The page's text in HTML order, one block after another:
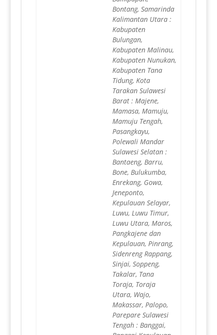
Bontang, Samarinda
Kalimantan Utara :
Kabupaten
Bulungan,
Kabupaten Malinau,
Kabupaten Nunukan,
Kabupaten Tana
Tidung, Kota
Tarakan Sulawesi
Barat : Majene,
Mamasa, Mamuju,
Mamuju Tengah,
Pasangkayu,
Polewali Mandar
Sulawesi Selatan :
Bantaeng, Barru,
Bone, Bulukumba,
Enrekang, Gowa,
Jeneponto,
Kepulauan Selayar,
Luwu, Luwu Timur,
Luwu Utara, Maros,
Pangkajene dan
Kepulauan, Pinrang,
Sidenreng Rappang,
Sinjai, Soppeng,
Takalar, Tana
Toraja, Toraja
Utara, Wajo,
Makassar, Palopo,
Parepare Sulawesi
Tengah : Banggai,